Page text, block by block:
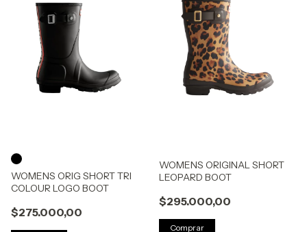
WOMENS ORIG SHORT TRI
COLOUR LOGO BOOT
$275.000,00
WOMENS ORIGINAL SHORT
LEOPARD BOOT
$295.000,00
Comprar